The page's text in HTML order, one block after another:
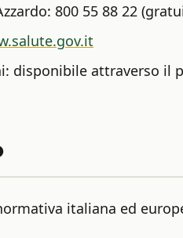
800 55 88 22
disponibile attraverso il
italiana ed